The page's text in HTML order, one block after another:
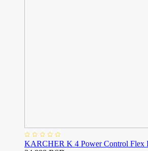
KARCHER K 4 Power Control Flex